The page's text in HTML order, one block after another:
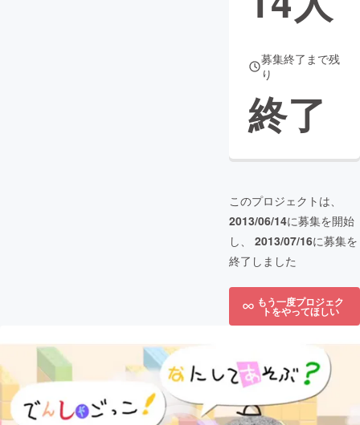
募集終了まで残
り
終了
このプロジェクトは、
2013/06/14に募集を開始
し、 2013/07/16に募集を
終了しました
もう一度プロジェク
トをやってほしい